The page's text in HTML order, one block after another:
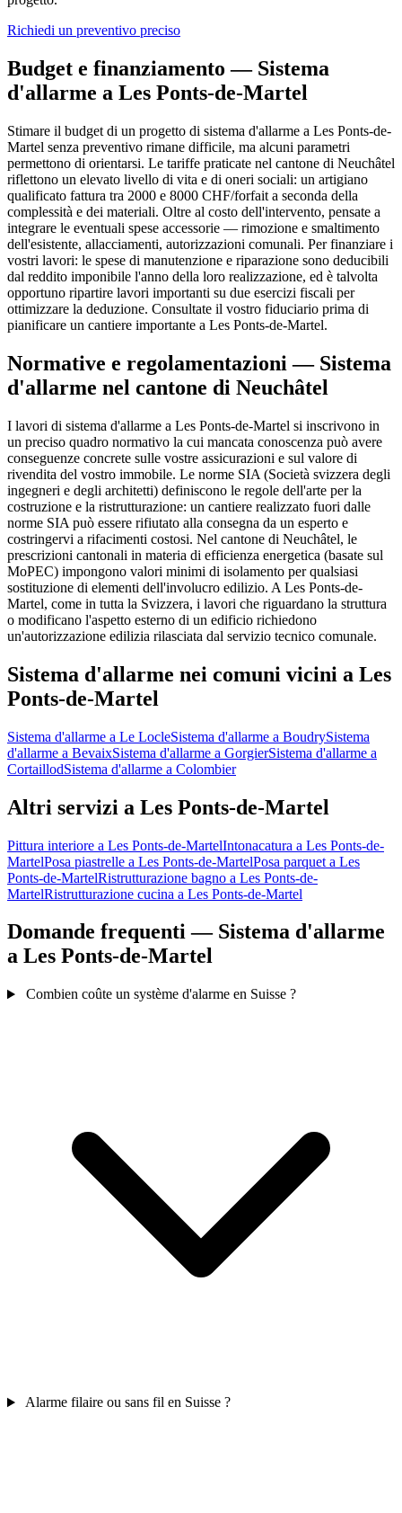
Richiedi un preventivo preciso
Budget e finanziamento — Sistema
d'allarme a Les Ponts-de-Martel
Stimare il budget di un progetto di sistema d'allarme a Les Ponts-de-
Martel senza preventivo rimane difficile, ma alcuni parametri
permettono di orientarsi. Le tariffe praticate nel cantone di Neuchâtel
riflettono un elevato livello di vita e di oneri sociali: un artigiano
qualificato fattura tra 2000 e 8000 CHF/forfait a seconda della
complessità e dei materiali. Oltre al costo dell'intervento, pensate a
integrare le eventuali spese accessorie — rimozione e smaltimento
dell'esistente, allacciamenti, autorizzazioni comunali. Per finanziare i
vostri lavori: le spese di manutenzione e riparazione sono deducibili
dal reddito imponibile l'anno della loro realizzazione, ed è talvolta
opportuno ripartire lavori importanti su due esercizi fiscali per
ottimizzare la deduzione. Consultate il vostro fiduciario prima di
pianificare un cantiere importante a Les Ponts-de-Martel.
Normative e regolamentazioni — Sistema
d'allarme nel cantone di Neuchâtel
I lavori di sistema d'allarme a Les Ponts-de-Martel si inscrivono in
un preciso quadro normativo la cui mancata conoscenza può avere
conseguenze concrete sulle vostre assicurazioni e sul valore di
rivendita del vostro immobile. Le norme SIA (Società svizzera degli
ingegneri e degli architetti) definiscono le regole dell'arte per la
costruzione e la ristrutturazione: un cantiere realizzato fuori dalle
norme SIA può essere rifiutato alla consegna da un esperto e
costringervi a rifacimenti costosi. Nel cantone di Neuchâtel, le
prescrizioni cantonali in materia di efficienza energetica (basate sul
MoPEC) impongono valori minimi di isolamento per qualsiasi
sostituzione di elementi dell'involucro edilizio. A Les Ponts-de-
Martel, come in tutta la Svizzera, i lavori che riguardano la struttura
o modificano l'aspetto esterno di un edificio richiedono
un'autorizzazione edilizia rilasciata dal servizio tecnico comunale.
Sistema d'allarme nei comuni vicini a Les
Ponts-de-Martel
Sistema d'allarme a Le LocleSistema d'allarme a BoudrySistema
d'allarme a BevaixSistema d'allarme a GorgierSistema d'allarme a
CortaillodSistema d'allarme a Colombier
Altri servizi a Les Ponts-de-Martel
Pittura interiore a Les Ponts-de-MartelIntonacatura a Les Ponts-de-
MartelPosa piastrelle a Les Ponts-de-MartelPosa parquet a Les
Ponts-de-MartelRistrutturazione bagno a Les Ponts-de-
MartelRistrutturazione cucina a Les Ponts-de-Martel
Domande frequenti — Sistema d'allarme
a Les Ponts-de-Martel
Combien coûte un système d'alarme en Suisse ?
Alarme filaire ou sans fil en Suisse ?